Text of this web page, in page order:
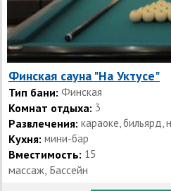
Финская сауна "На Уктусе"
Тип бани: Финская
Комнат отдыха: 3
Развлечения: караоке, бильярд,
Кухня: мини-бар
Вместимость: 15
массаж, Бассейн